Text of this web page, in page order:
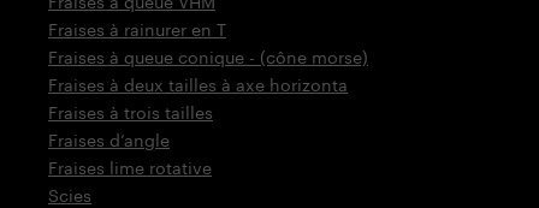
Fraises à rainurer en T
Fraises à queue conique - (cône morse)
Fraises à deux tailles à axe horizonta
Fraises à trois tailles
Fraises d‘angle
Fraises lime rotative
Scies